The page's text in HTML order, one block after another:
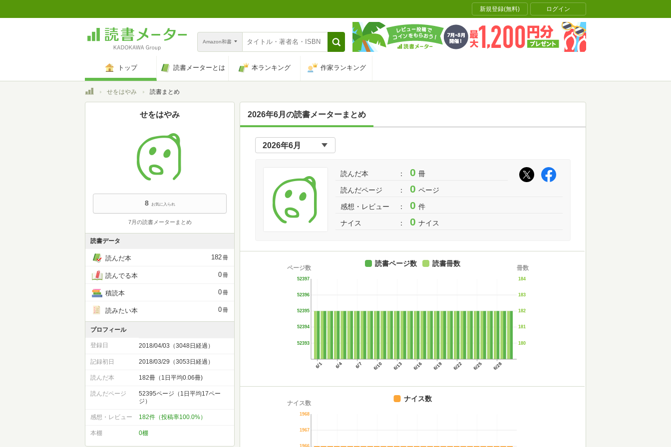
新規登録(無料) ログイン
Amazon和書
トップ 読書メーターとは 本ランキング 作家ランキング
トップせをはやみ 読書まとめ
2026年6月の読書メーターまとめ
読んだ本 0 冊
読んだページ 0 ページ
感想・レビュー 0 件
ナイス 0 ナイス
6/1 6/4 6/7 6/10 6/13 6/16 6/19 6/22 6/25 6/28
52393
52394
52395
52396
52397
ページ数
180
181
182
183
184
冊数
読書ページ数 読書冊数
1967
1968
ナイス数
ナイス数
せをはやみ
8 お気に入られ
7月の読書メーターまとめ
読書データ
読んだ本 182冊
読んでる本 0冊
積読本 0冊
読みたい本 0冊
プロフィール
登録日 2018/04/03（3048日経過）
記録初日 2018/03/29（3053日経過）
読んだ本 182冊（1日平均0.06冊)
読んだページ
52395ページ（1日平均17ペー
ジ）
感想・レビュー 182件（投稿率100.0%）
本棚 0棚